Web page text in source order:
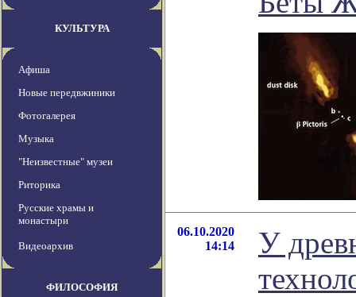
КУЛЬТУРА
Афиша
Новые передвжиники
Фотогалерея
Музыка
"Неизвестные" музеи
Риторика
Русские храмы и
монастыри
Видеоархив
ФИЛОСОФИЯ
06.10.2020
14:14
У